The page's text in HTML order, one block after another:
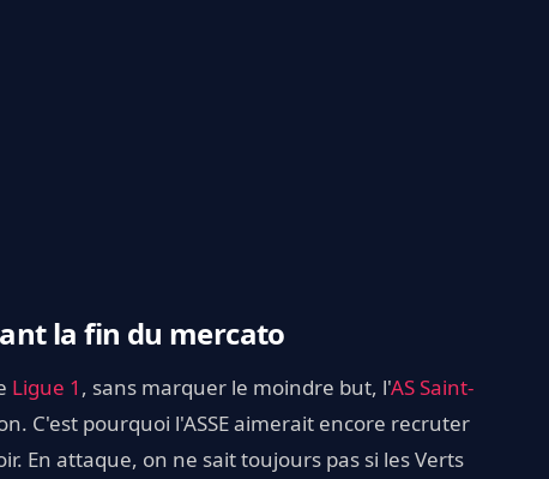
la fin du mercato
Ligue 1 , sans marquer le moindre but, l'AS Saint-
C'est pourquoi l'ASSE aimerait encore recruter
En attaque, on ne sait toujours pas si les Verts